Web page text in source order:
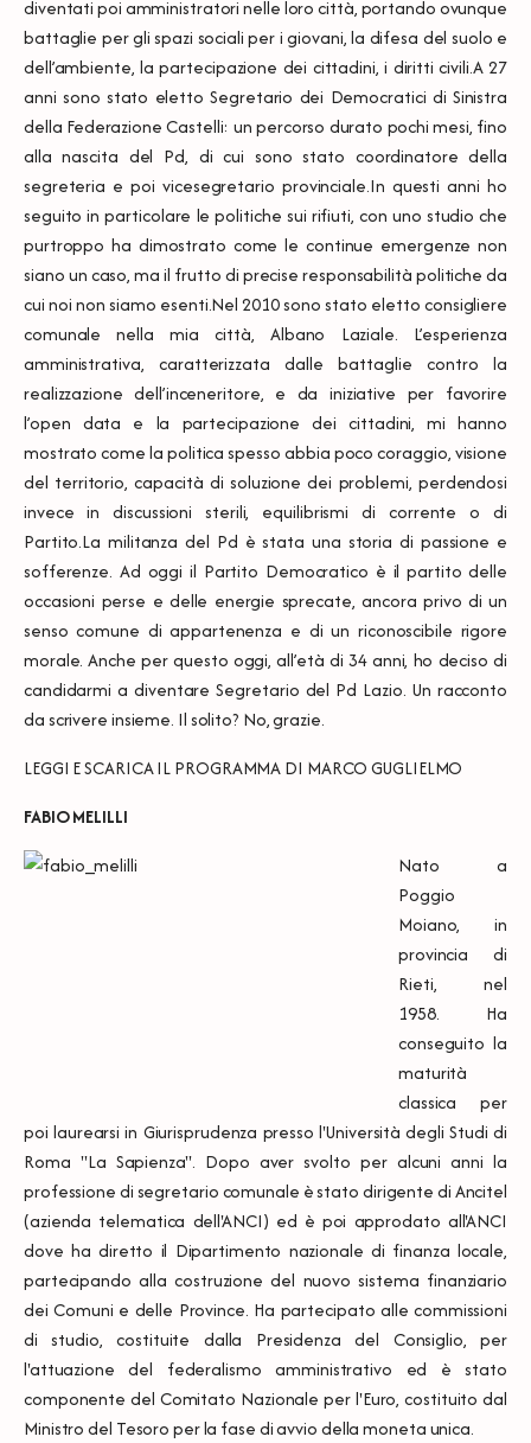
diventati poi amministratori nelle loro città, portando ovunque
battaglie per gli spazi sociali per i giovani, la difesa del suolo e
dell’ambiente, la partecipazione dei cittadini, i diritti civili.A 27
anni sono stato eletto Segretario dei Democratici di Sinistra
della Federazione Castelli: un percorso durato pochi mesi, fino
alla nascita del Pd, di cui sono stato coordinatore della
segreteria e poi vicesegretario provinciale.In questi anni ho
seguito in particolare le politiche sui rifiuti, con uno studio che
purtroppo ha dimostrato come le continue emergenze non
siano un caso, ma il frutto di precise responsabilità politiche da
cui noi non siamo esenti.Nel 2010 sono stato eletto consigliere
comunale nella mia città, Albano Laziale. L’esperienza
amministrativa, caratterizzata dalle battaglie contro la
realizzazione dell’inceneritore, e da iniziative per favorire
l’open data e la partecipazione dei cittadini, mi hanno
mostrato come la politica spesso abbia poco coraggio, visione
del territorio, capacità di soluzione dei problemi, perdendosi
invece in discussioni sterili, equilibrismi di corrente o di
Partito.La militanza del Pd è stata una storia di passione e
sofferenze. Ad oggi il Partito Democratico è il partito delle
occasioni perse e delle energie sprecate, ancora privo di un
senso comune di appartenenza e di un riconoscibile rigore
morale. Anche per questo oggi, all’età di 34 anni, ho deciso di
candidarmi a diventare Segretario del Pd Lazio. Un racconto
da scrivere insieme. Il solito? No, grazie.
LEGGI E SCARICA ILPROGRAMMA DI MARCO GUGLIELMO
FABIO MELILLI
Nato a
Poggio
Moiano, in
provincia di
Rieti, nel
1958. Ha
conseguito la
maturità
classica per
poi laurearsi in Giurisprudenza presso l'Università degli Studi di
Roma "La Sapienza". Dopo aver svolto per alcuni anni la
professione di segretario comunale è stato dirigente di Ancitel
(azienda telematica dell'ANCI) ed è poi approdato all'ANCI
dove ha diretto il Dipartimento nazionale di finanza locale,
partecipando alla costruzione del nuovo sistema finanziario
dei Comuni e delle Province. Ha partecipato alle commissioni
di studio, costituite dalla Presidenza del Consiglio, per
l'attuazione del federalismo amministrativo ed è stato
componente del Comitato Nazionale per l'Euro, costituito dal
Ministro del Tesoro per la fase di avvio della moneta unica.